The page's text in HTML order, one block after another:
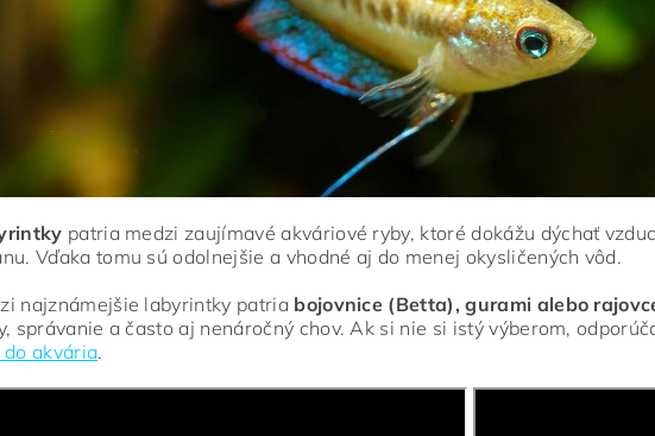
patria medzi zaujímavé akváriové ryby, ktoré dokážu dýchať
Vďaka tomu sú odolnejšie a vhodné aj do menej okysličených vôd.
najznámejšie labyrintky patria bojovnice (Betta), gurami alebo
správanie a často aj nenáročný chov. Ak si nie si istý výberom,
do akvária.